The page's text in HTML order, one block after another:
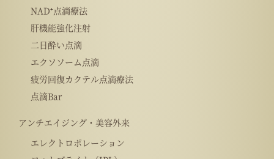
NAD⁺点滴療法
肝機能強化注射
二日酔い点滴
エクソソーム点滴
疲労回復カクテル点滴療法
点滴Bar
アンチエイジング・美容外来
エレクトロポレーション